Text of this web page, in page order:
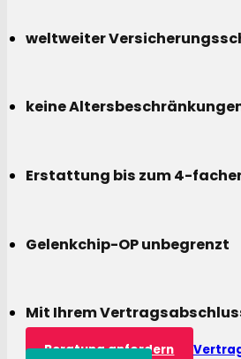
weltweiter
keine
Erstattung bis zum 4-
Gelenkchip-OP unbegrenzt
Mit Ihrem
Beratung anfordern